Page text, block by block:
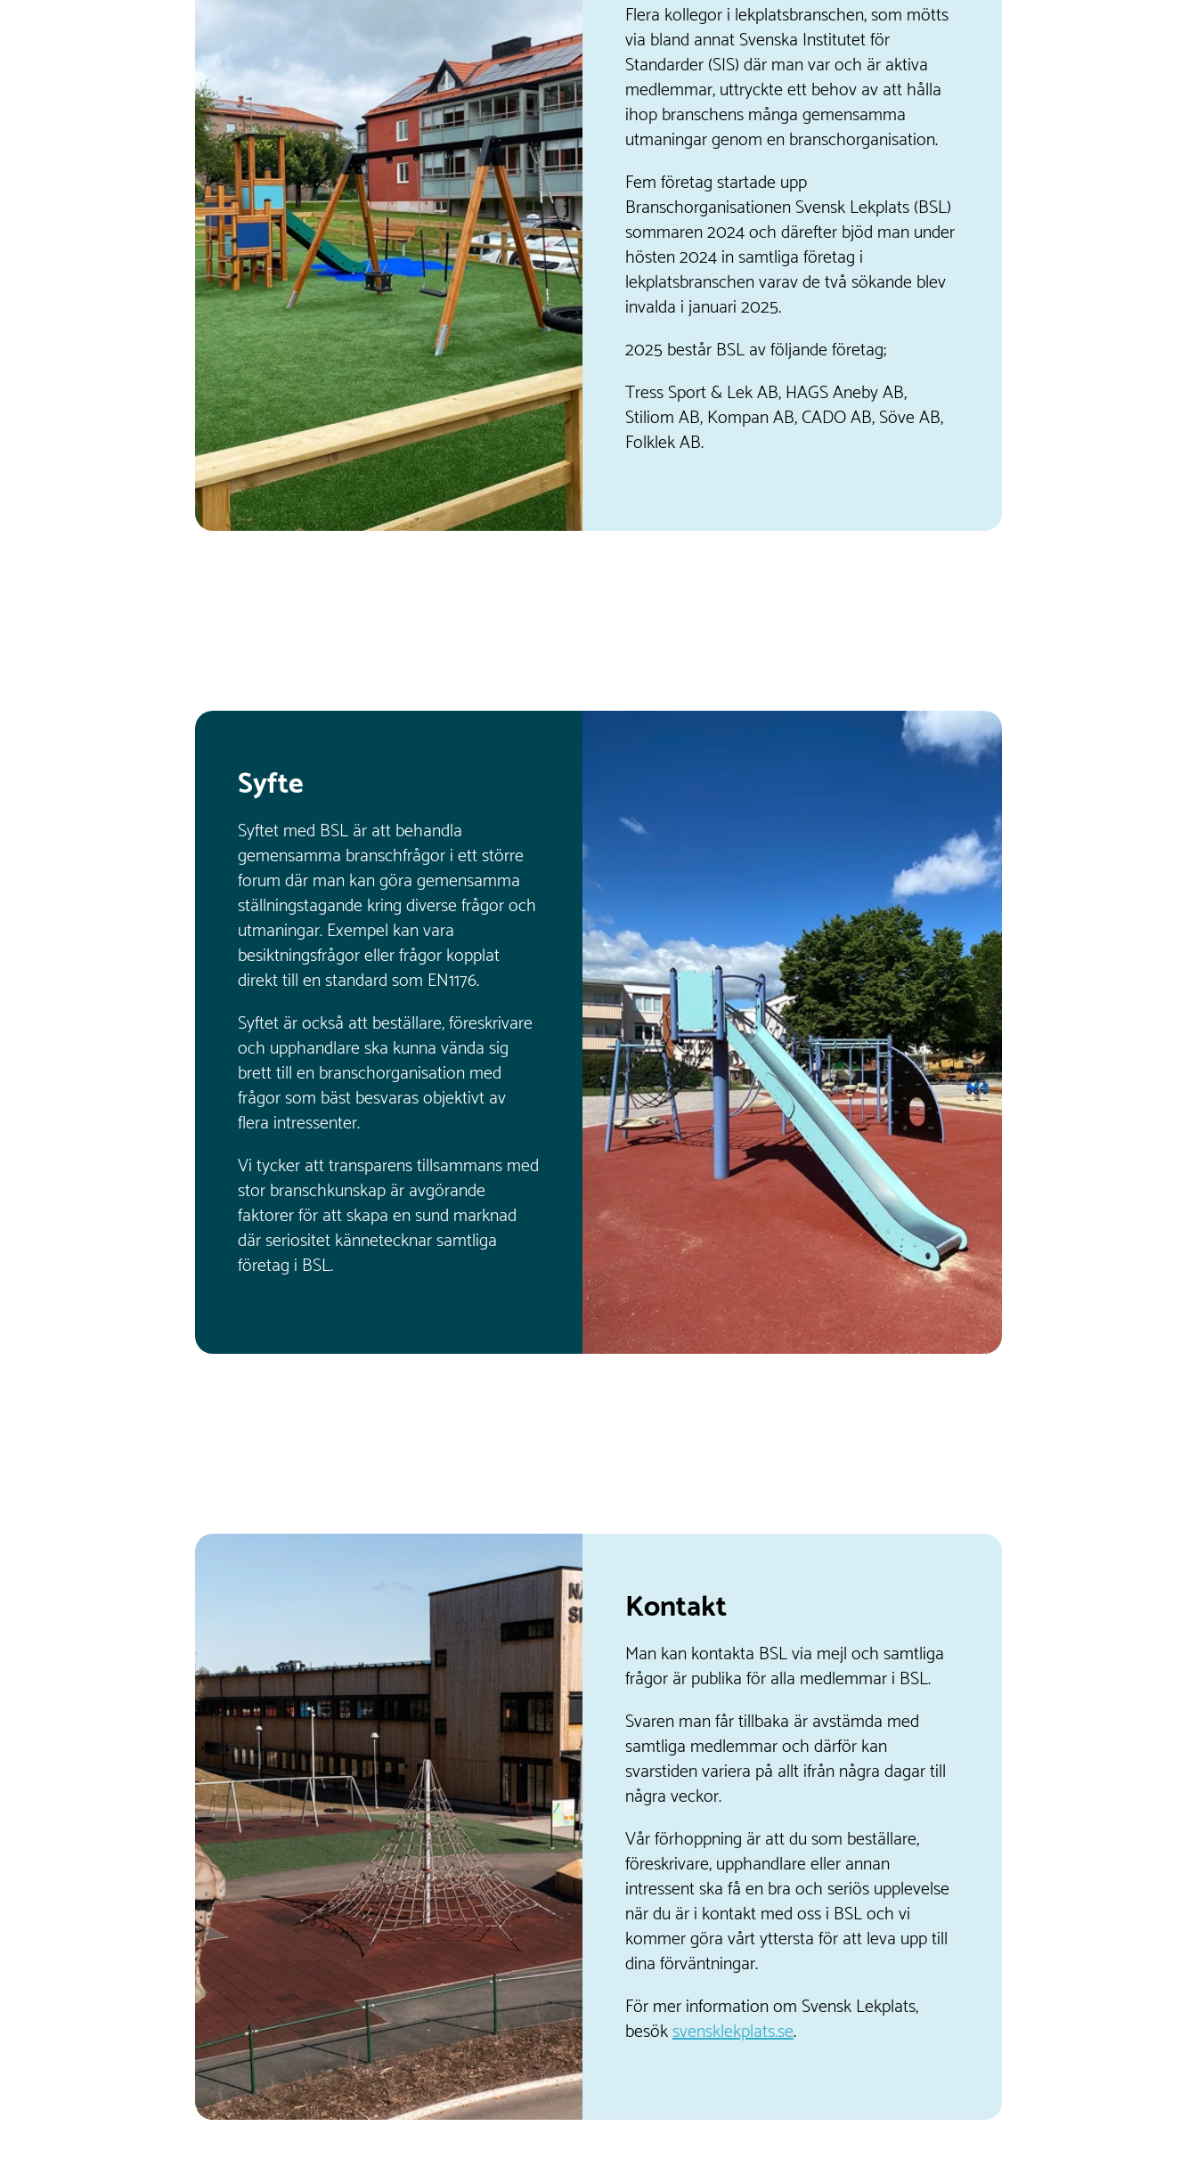
Flera kollegor i lekplatsbranschen, som mötts
via bland annat Svenska Institutet för
Standarder (SIS) där man var och är aktiva
medlemmar, uttryckte ett behov av att hålla
ihop branschens många gemensamma
utmaningar genom en branschorganisation.
Fem företag startade upp
Branschorganisationen Svensk Lekplats (BSL)
sommaren 2024 och därefter bjöd man under
hösten 2024 in samtliga företag i
lekplatsbranschen varav de två sökande blev
invalda i januari 2025.
2025 består BSL av följande företag;
Tress Sport & Lek AB, HAGS Aneby AB,
Stiliom AB, Kompan AB, CADO AB, Söve AB,
Folklek AB.
Syfte
Syftet med BSL är att behandla
gemensamma branschfrågor i ett större
forum där man kan göra gemensamma
ställningstagande kring diverse frågor och
utmaningar. Exempel kan vara
besiktningsfrågor eller frågor kopplat
direkt till en standard som EN1176.
Syftet är också att beställare, föreskrivare
och upphandlare ska kunna vända sig
brett till en branschorganisation med
frågor som bäst besvaras objektivt av
flera intressenter.
Vi tycker att transparens tillsammans med
stor branschkunskap är avgörande
faktorer för att skapa en sund marknad
där seriositet kännetecknar samtliga
företag i BSL.
Kontakt
Man kan kontakta BSL via mejl och samtliga
frågor är publika för alla medlemmar i BSL.
Svaren man får tillbaka är avstämda med
samtliga medlemmar och därför kan
svarstiden variera på allt ifrån några dagar till
några veckor.
Vår förhoppning är att du som beställare,
föreskrivare, upphandlare eller annan
intressent ska få en bra och seriös upplevelse
när du är i kontakt med oss i BSL och vi
kommer göra vårt yttersta för att leva upp till
dina förväntningar.
För mer information om Svensk Lekplats,
besöksvensklekplats.se.